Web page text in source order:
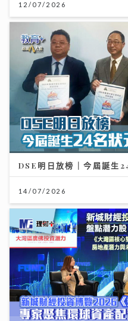
12/07/2026
DSE明日放榜｜今屆誕生
14/07/2026